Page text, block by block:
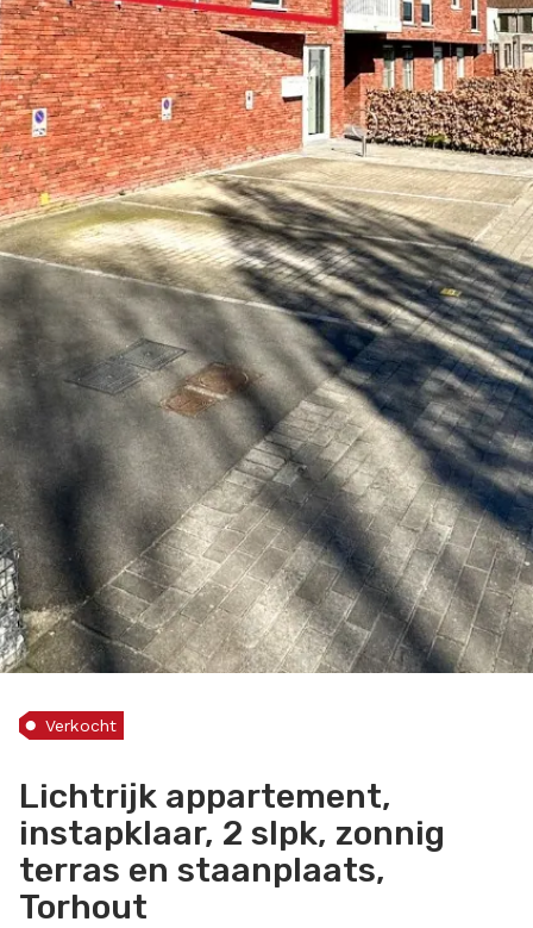
Lichtrijk appartement,
instapklaar, 2 slpk, zonnig
terras en staanplaats,
Torhout
Verkocht